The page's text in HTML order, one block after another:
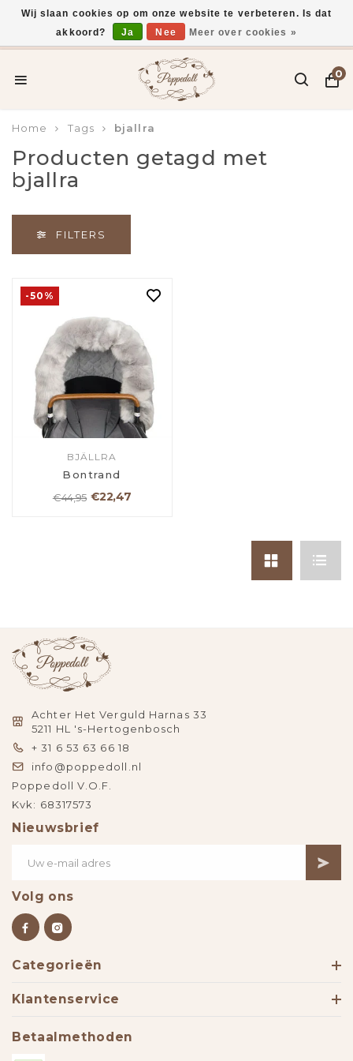
Voor 15:00 uur besteld, vandaag verzonden*
0
Home Tags bjallra
Producten getagd met
bjallra
FILTERS
-50%
BJÄLLRA
Bontrand
€44,95 €22,47
Achter Het Verguld Harnas 33
5211 HL 's-Hertogenbosch
+ 31 6 53 63 66 18
info@poppedoll.nl
Poppedoll V.O.F.
Kvk: 68317573
Nieuwsbrief
Volg ons
Categorieën
Klantenservice
Betaalmethoden
Wij slaan cookies op om onze website te verbeteren. Is dat
akkoord?
Ja Nee Meer over cookies »